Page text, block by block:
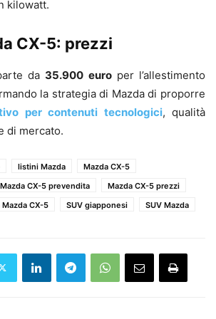
kilowatt.
CX-5: prezzi
da 35.900 europer l’allestimento
la strategia di Mazda di proporre
per contenuti tecnologici, qualità
di mercato.
listini Mazda
Mazda CX-5
Mazda CX-5 prevendita
Mazda CX-5 prezzi
CX-5 SUV giapponesi SUV Mazda